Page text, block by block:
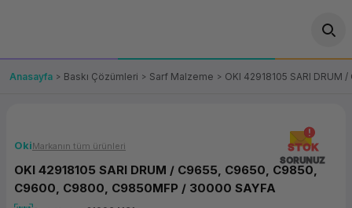
OT/VT Ürünleri
Fiş Yazıcı
Çözümleri
Ürünler
Anasayfa Baskı Çözümleri Sarf Malzeme OKI 42918105 SARI
STOK
SORUNUZ
OkiMarkanın tüm ürünleri
OKI 42918105 SARI DRUM / C9655, C9650, C9850,
C9600, C9800, C9850MFP / 30000 SAYFA